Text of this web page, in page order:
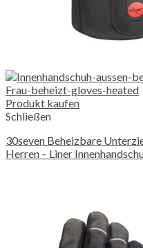
Produkt kaufen
Schließen
30seven Beheizbare
Herren – Liner